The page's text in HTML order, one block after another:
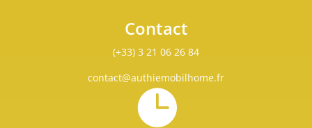
Contact
(+33) 3 21 06 26 84
contact@authiemobilhome.fr
